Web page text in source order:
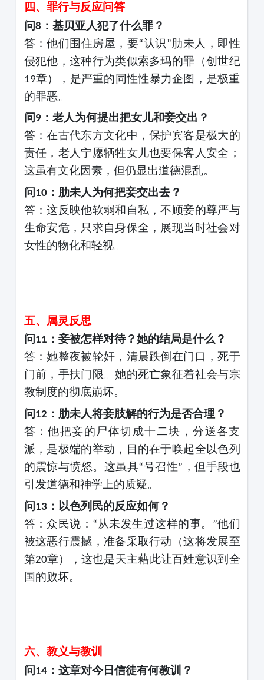
四、罪行与反应问答
问8 ：基贝亚人犯了什么罪？
答：他们围住房屋，要“认识 ”肋未人，即性
侵犯他，这种行为类似索多玛的罪（创世纪
19章），是严重的同性性暴力企图，是极重
的罪恶。
问 9：老人为何提出把女儿和妾交出？
答：在古代东方文化中，保护宾客是极大的
责任，老人宁愿牺牲女儿也要保客人安全；
这虽有文化因素，但仍显出道德混乱。
问 10：肋未人为何把妾交出去？
答：这反映他软弱和自私，不顾妾的尊严与
生命安危，只求自身保全，展现当时社会对
女性的物化和轻视。
五、属灵反思
问 11 ：妾被怎样对待？她的结局是什么？
答：她整夜被轮奸，清晨跌倒在门口，死于
门前，手扶门限。她的死亡象征着社会与宗
教制度的彻底崩坏。
问 12 ：肋未人将妾肢解的行为是否合理？
答：他把妾的尸体切成十二块，分送各支
派，是极端的举动，目的在于唤起全以色列
的震惊与愤怒。这虽具“号召性” ，但手段也
引发道德和神学上的质疑。
问13 ：以色列民的反应如何？
答：众民说： “ 从未发生过这样的事。 ”他们
被这恶行震撼，准备采取行动（这将发展至
第20章），这也是天主藉此让百姓意识到全
国的败坏。
六、教义与教训
问 14：这章对今日信徒有何教训？